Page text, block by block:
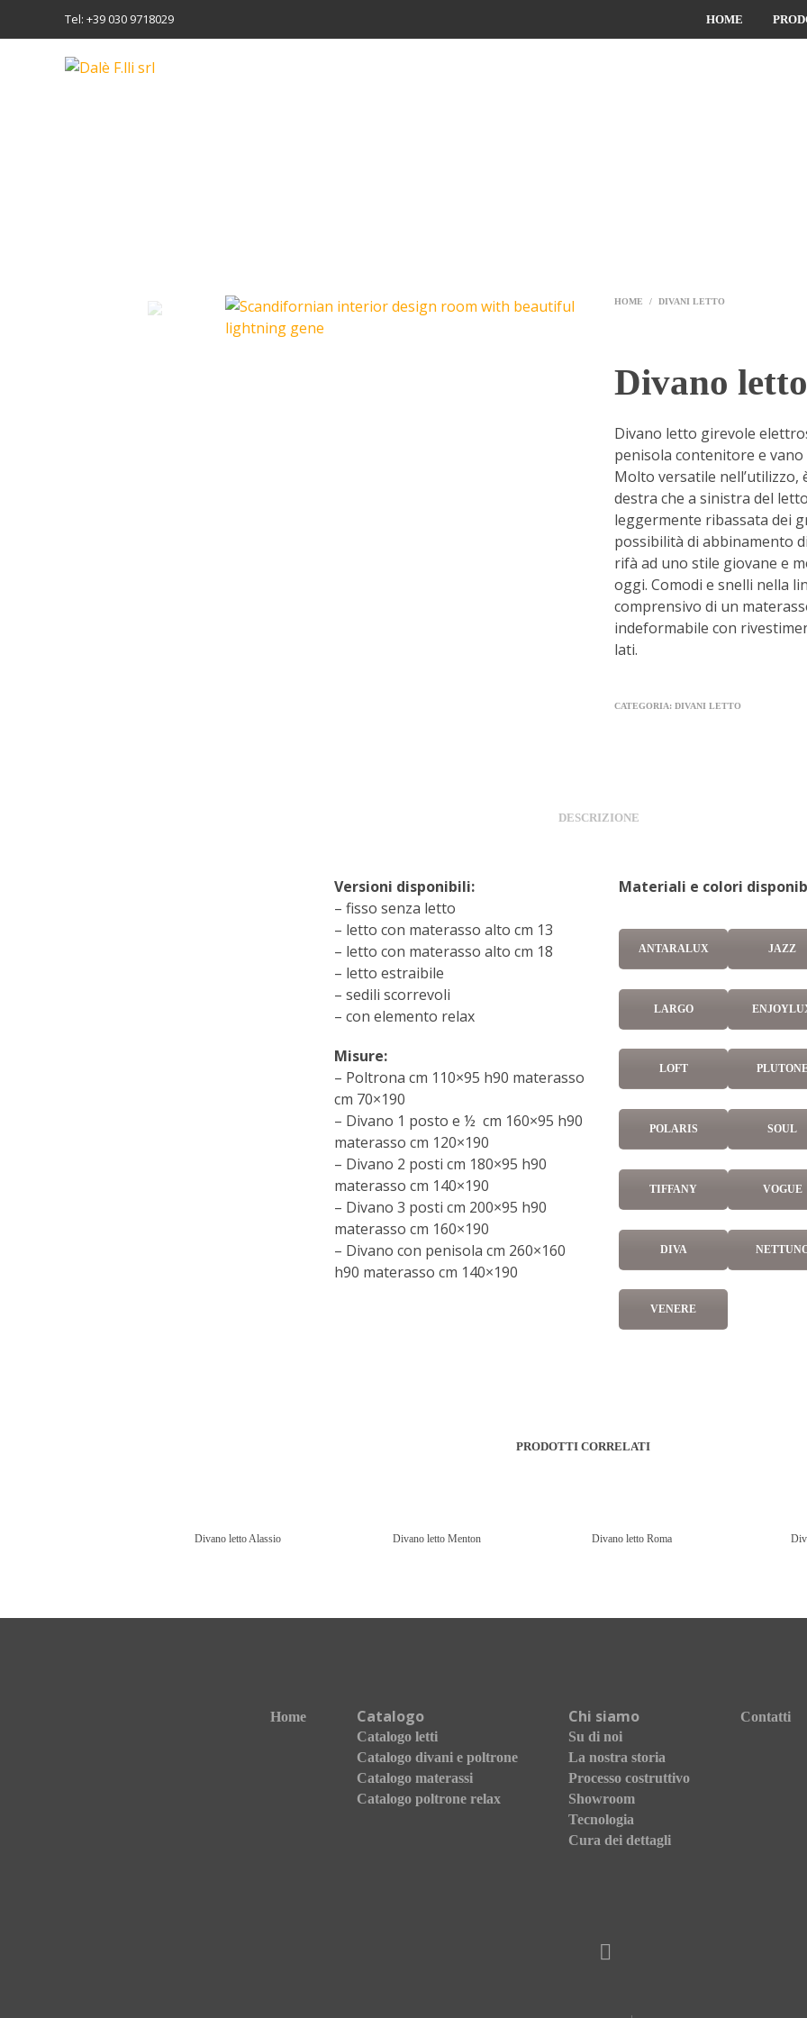
Tel: +39 030 9718029 HOME
HOME / DIVANI LETTO
Divano
Divano letto girevole
penisola contenitore e
Molto versatile nell’utilizzo,
destra che a sinistra del
leggermente ribassata dei
possibilità di abbinamento
rifà ad uno stile giovane e
oggi. Comodi e snelli nella
comprensivo di un
indeformabile con
lati.
CATEGORIA: DIVANI LETTO
DESCRIZIONE
Versioni disponibili:
– fisso senza letto
– letto con materasso alto cm 13
– letto con materasso alto cm 18
– letto estraibile
– sedili scorrevoli
– con elemento relax
Misure:
– Poltrona cm 110×95 h90 materasso
cm 70×190
– Divano 1 posto e ½ cm 160×95 h90
materasso cm 120×190
– Divano 2 posti cm 180×95 h90
materasso cm 140×190
– Divano 3 posti cm 200×95 h90
materasso cm 160×190
– Divano con penisola cm 260×160
h90 materasso cm 140×190
Materiali e colori
ANTARALUX JAZZ
LARGO
LOFT
POLARIS SOUL
TIFFANY VOGUE
DIVA
VENERE
PRODOTTI CORRELATI
Divano letto Alassio Divano letto Menton Divano letto Roma
Home Catalogo
Catalogo letti
Catalogo divani e poltrone
Catalogo materassi
Catalogo poltrone relax
Chi siamo
Su di noi
La nostra storia
Processo costruttivo
Showroom
Tecnologia
Cura dei dettagli
Contatti